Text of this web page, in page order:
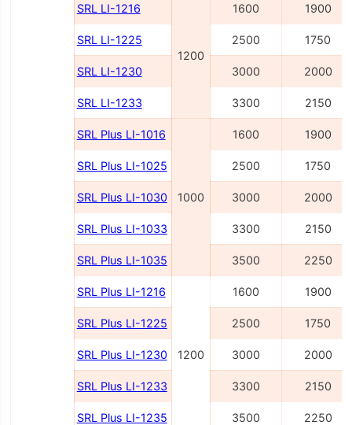
SRL LI-1216
1200
1600 1900
SRL LI-1225 2500 1750
SRL LI-1230 3000 2000
SRL LI-1233 3300 2150
SRL Plus LI-1016
1000
1600 1900
SRL Plus LI-1025 2500 1750
SRL Plus LI-1030 3000 2000
SRL Plus LI-1033 3300 2150
SRL Plus LI-1035 3500 2250
SRL Plus LI-1216
1200
1600 1900
SRL Plus LI-1225 2500 1750
SRL Plus LI-1230 3000 2000
SRL Plus LI-1233 3300 2150
SRL Plus LI-1235 3500 2250